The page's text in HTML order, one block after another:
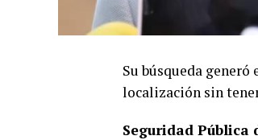
Su búsqueda
localización sin
Seguridad Pública